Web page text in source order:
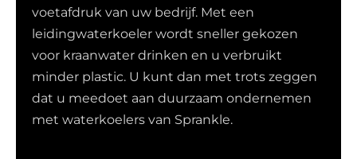
voetafdruk van uw bedrijf. Met een
leidingwaterkoeler wordt sneller gekozen
voor kraanwater drinken en u verbruikt
minder plastic. U kunt dan met trots zeggen
dat u meedoet aan duurzaam ondernemen
met waterkoelers van Sprankle.